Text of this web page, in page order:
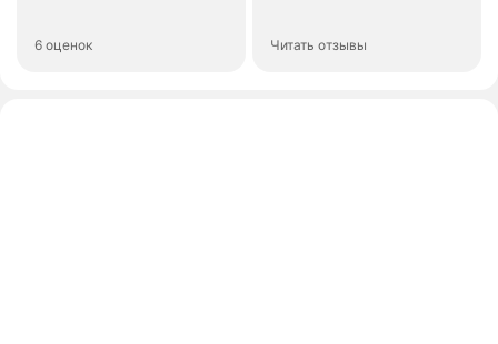
6 оценок Читать отзывы